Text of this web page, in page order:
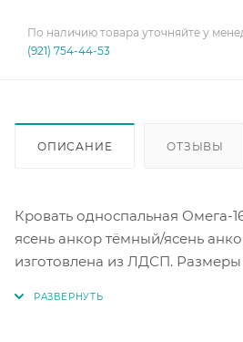
По наличию товара уточняйте у
(921) 754-44-53
ОПИСАНИЕ ОТЗЫВЫ
Кровать односпальная Омега-
ясень анкор тёмный/ясень
изготовлена из ЛДСП. Размеры